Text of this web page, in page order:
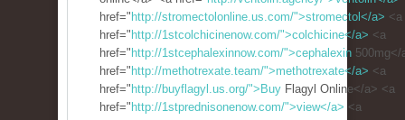
href=" http://stromectolonline.us.com/">stromectol</a> <a
href=" http://1stcolchicinenow.com/">colchicine</a> <a
href=" http://1stcephalexinnow.com/">cephalexin 500mg</
href=" http://methotrexate.team/">methotrexate</a> <a
href=" http://buyflagyl.us.org/">Buy Flagyl Online</a> <a
href=" http://1stprednisonenow.com/">view</a> <a